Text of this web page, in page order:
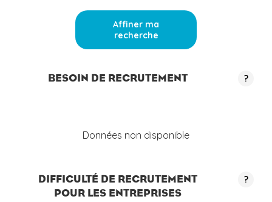
Affiner ma
recherche
BESOIN DE RECRUTEMENT ?
Données non disponible
DIFFICULTÉ DE RECRUTEMENT
POUR LES ENTREPRISES
?